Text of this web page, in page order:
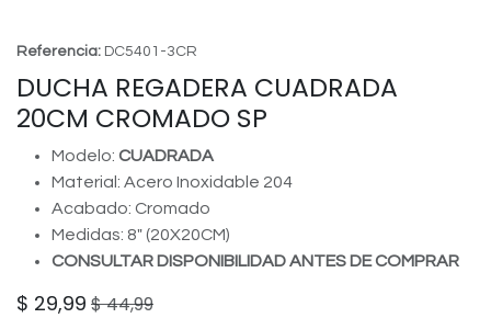
Referencia: DC5401-3CR
DUCHA REGADERA CUADRADA
20CM CROMADO SP
Modelo: CUADRADA
Material: Acero Inoxidable 204
Acabado: Cromado
Medidas: 8" (20X20CM)
CONSULTAR DISPONIBILIDAD ANTES DE COMPRAR
$ 29,99 $44,99